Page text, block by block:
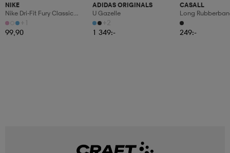
NIKE
Nike Dri-Fit Fury Classic
Headband
+1
99,90
ADIDAS ORIGINALS
U Gazelle
+2
1 349:-
CASALL
Long
249:-